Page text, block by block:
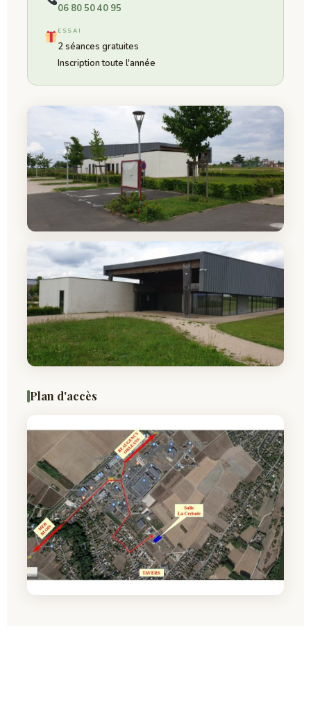
06 80 50 40 95
ESSAI
2 séances gratuites
Inscription toute l'année
Plan d'accès